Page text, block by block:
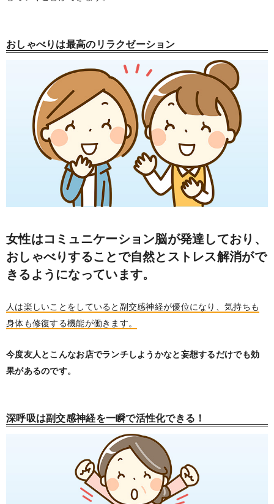
おしゃべりは最高のリラクゼーション
女性はコミュニケーション脳が発達しており、
おしゃべりすることで自然とストレス解消がで
きるようになっています。
人は楽しいことをしていると副交感神経が優位になり、気持ちも
身体も修復する機能が働きます。
今度友人とこんなお店でランチしようかなと妄想するだけでも効
果があるのです。
深呼吸は副交感神経を一瞬で活性化できる！